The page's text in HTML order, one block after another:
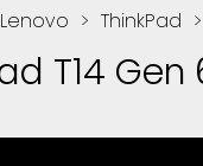
> ThinkPad >
T14 Gen